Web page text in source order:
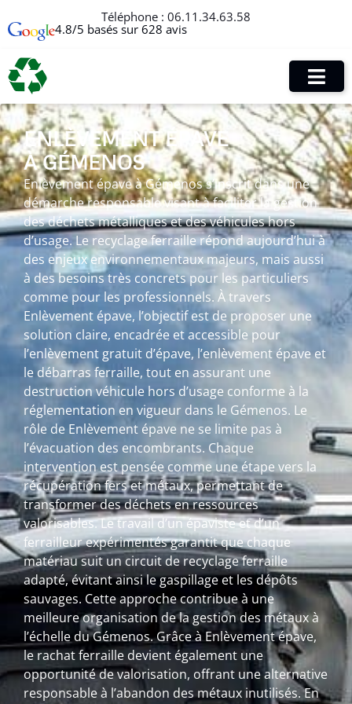
Téléphone : 06.11.34.63.58
4.8/5 basés sur 628 avis
ENLÈVEMENT ÉPAVE
À GÉMENOS
Enlèvement épave à Gémenos s’inscrit dans une
démarche responsable visant à faciliter la gestion
des déchets métalliques et des véhicules hors
d’usage. Le recyclage ferraille répond aujourd’hui à
des enjeux environnementaux majeurs, mais aussi
à des besoins très concrets pour les particuliers
comme pour les professionnels. À travers
Enlèvement épave, l’objectif est de proposer une
solution claire, encadrée et accessible pour
l’enlèvement gratuit d’épave, l’enlèvement épave et
le débarras ferraille, tout en assurant une
destruction véhicule hors d’usage conforme à la
réglementation en vigueur dans le Gémenos. Le
rôle de Enlèvement épave ne se limite pas à
l’évacuation des encombrants. Chaque
intervention est pensée comme une étape vers la
récupération fers et métaux, permettant de
transformer des déchets en ressources
valorisables. Le travail d’un épaviste et d’un
ferrailleur expérimentés garantit que chaque
matériau suit un circuit de recyclage ferraille
adapté, évitant ainsi le gaspillage et les dépôts
sauvages. Cette approche contribue à une
meilleure organisation de la gestion des métaux à
l’échelle du Gémenos. Grâce à Enlèvement épave,
le rachat ferraille devient également une
opportunité de valorisation, offrant une alternative
responsable à l’abandon des métaux inutilisés. En